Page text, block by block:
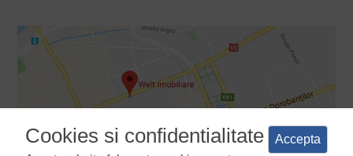
Cookies si confidentialitate Accepta